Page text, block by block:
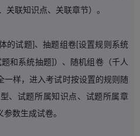
关联知识点、关联章节）。
的试题 、抽题组卷 设置规则系统
和系统抽题 ）、随机组卷（千人
一样，进入考试时按设置的规则随
、试题所属知识点、试题所属章
数生成试卷。